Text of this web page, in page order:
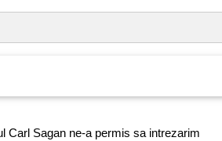
Carl Sagan ne-a permis sa intrezarim